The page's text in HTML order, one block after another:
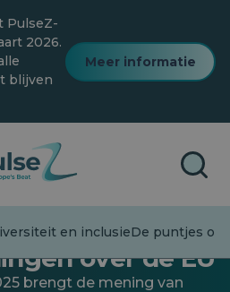
PulseZ-
2026.
blijven
Meer informatie
en inclusieDe puntjes op
van Europa
enquête
over de EU
brengt de mening van